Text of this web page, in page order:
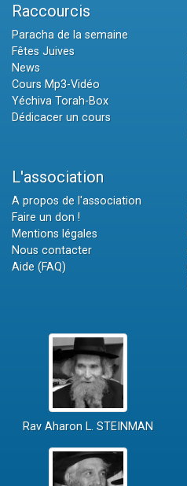
Raccourcis
Paracha de la semaine
Fêtes Juives
News
Cours Mp3-Vidéo
Yéchiva Torah-Box
Dédicacer un cours
L'association
A propos de l'association
Faire un don !
Mentions légales
Nous contacter
Aide (FAQ)
Rav Aharon L. STEINMAN